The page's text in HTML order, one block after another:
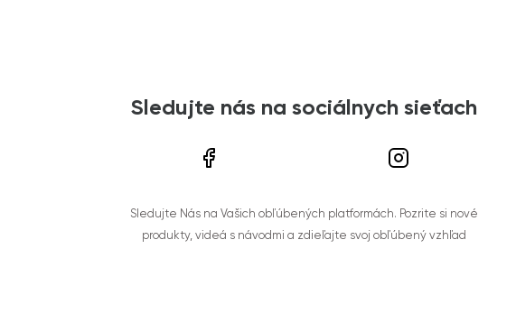
Sledujte nás na sociálnych sieťach
Sledujte Nás na Vašich obľúbených platformách. Pozrite si nové
produkty, videá s návodmi a zdieľajte svoj obľúbený vzhľad